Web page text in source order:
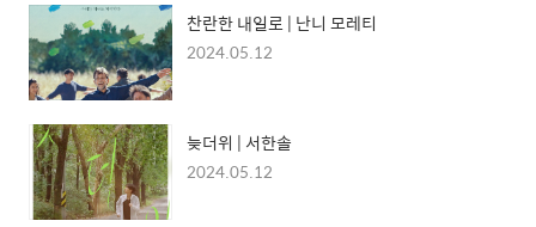
찬란한 내일로 | 난니 모레티
2024.05.12
늦더위 | 서한솔
2024.05.12